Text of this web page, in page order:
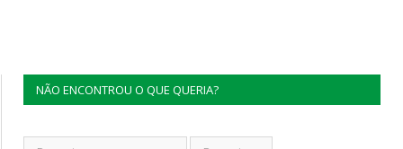
NÃO ENCONTROU O QUE QUERIA?